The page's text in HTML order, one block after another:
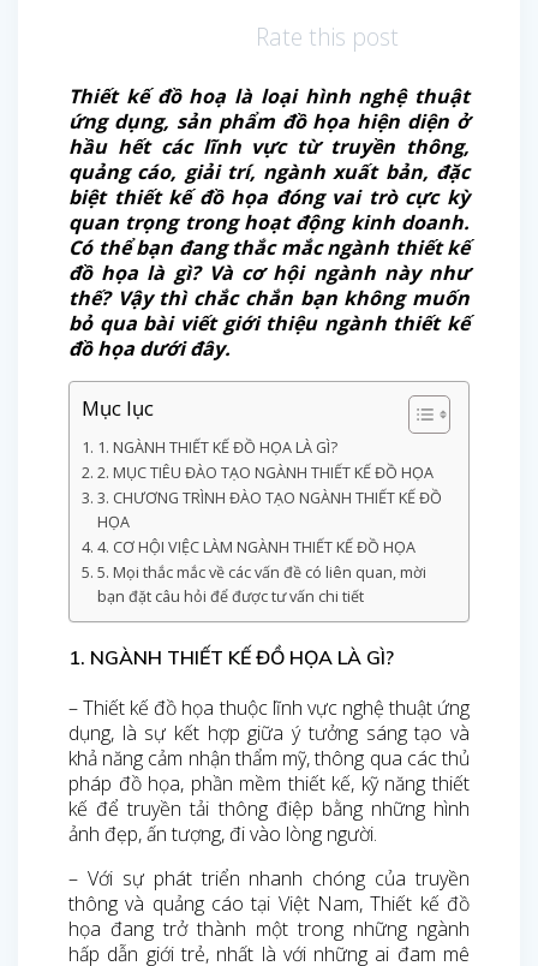
Rate this post
Thiết kế đồ hoạ là loại hình nghệ thuật
ứng dụng, sản phẩm đồ họa hiện diện ở
hầu hết các lĩnh vực từ truyền thông,
quảng cáo, giải trí, ngành xuất bản, đặc
biệt thiết kế đồ họa đóng vai trò cực kỳ
quan trọng trong hoạt động kinh doanh.
Có thể bạn đang thắc mắc ngành thiết kế
đồ họa là gì? Và cơ hội ngành này như
thế? Vậy thì chắc chắn bạn không muốn
bỏ qua bài viết giới thiệu ngành thiết kế
đồ họa dưới đây.
Mục lục
1. NGÀNH THIẾT KẾ ĐỒ HỌA LÀ GÌ?
2. MỤC TIÊU ĐÀO TẠO NGÀNH THIẾT KẾ ĐỒ HỌA
3. CHƯƠNG TRÌNH ĐÀO TẠO NGÀNH THIẾT KẾ ĐỒ
HỌA
4. CƠ HỘI VIỆC LÀM NGÀNH THIẾT KẾ ĐỒ HỌA
5. Mọi thắc mắc về các vấn đề có liên quan, mời
bạn đặt câu hỏi để được tư vấn chi tiết
1. NGÀNH THIẾT KẾ ĐỒ HỌA LÀ GÌ?
– Thiết kế đồ họa thuộc lĩnh vực nghệ thuật ứng
dụng, là sự kết hợp giữa ý tưởng sáng tạo và
khả năng cảm nhận thẩm mỹ, thông qua các thủ
pháp đồ họa, phần mềm thiết kế, kỹ năng thiết
kế để truyền tải thông điệp bằng những hình
ảnh đẹp, ấn tượng, đi vào lòng người.
– Với sự phát triển nhanh chóng của truyền
thông và quảng cáo tại Việt Nam, Thiết kế đồ
họa đang trở thành một trong những ngành
hấp dẫn giới trẻ, nhất là với những ai đam mê